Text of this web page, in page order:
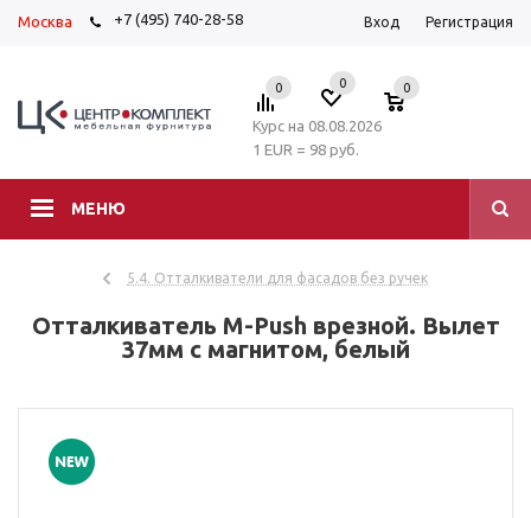
Москва +7 (495) 740-28-58 Вход Регистрация
МЕНЮ
0 0 0
Курс на 08.08.2026
1 EUR = 98 руб.
5.4. Отталкиватели для фасадов без ручек
Отталкиватель M-Push врезной. Вылет
37мм с магнитом, белый